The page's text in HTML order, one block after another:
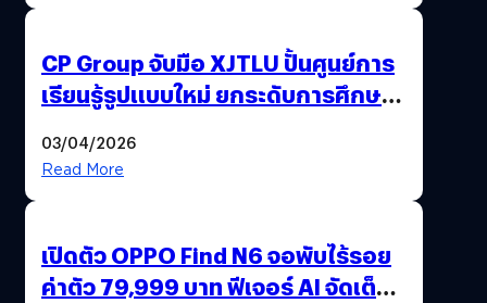
CP Group จับมือ XJTLU ปั้นศูนย์การ
เรียนรู้รูปแบบใหม่ ยกระดับการศึกษา
03/04/2026
Read More
เปิดตัว OPPO Find N6 จอพับไร้รอย
ค่าตัว 79,999 บาท ฟีเจอร์ AI จัดเต็ม